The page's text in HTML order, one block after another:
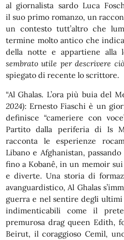
al giornalista sardo Luca
il suo primo romanzo, un
un contesto tutt’altro che
termine molto antico che
della notte e appartiene alla
sembrato utile per descrivere
spiegato di recente lo scrittore.
“Al Ghalas. L’ora più buia del
2024): Ernesto Fiaschi è un
definisce “cameriere con
Partito dalla periferia di Is
racconta le esperienze
Libano e Afghanistan,
fino a Kobanê, in un memoir
e diverte. Una storia di
avanguardistico, Al Ghalas
guerra e nel sentire degli
indimenticabili come il
premurosa drag queen Edith,
Beirut, il coraggioso Cemìl,